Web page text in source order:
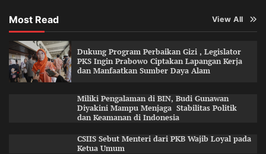
Most Read View All
Dukung Program Perbaikan Gizi , Legislator
PKS Ingin Prabowo Ciptakan Lapangan Kerja
dan Manfaatkan Sumber Daya Alam
Miliki Pengalaman di BIN, Budi Gunawan
Diyakini Mampu Menjaga Stabilitas Politik
dan Keamanan di Indonesia
CSIIS Sebut Menteri dari PKB Wajib Loyal pada
Ketua Umum